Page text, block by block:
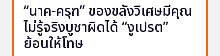
“นาค-ครุฑ” ของขลังวิเศษมีคุณ
ไม่รู้จริงบูชาผิดได้ “งูเปรต”
ย้อนให้โทษ